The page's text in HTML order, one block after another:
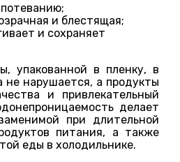
и блестящая;
и сохраняет
упакованной в пленку, в
не нарушается, а продукты
и привлекательный
делает
при длительной
питания, а также
еды в холодильнике.